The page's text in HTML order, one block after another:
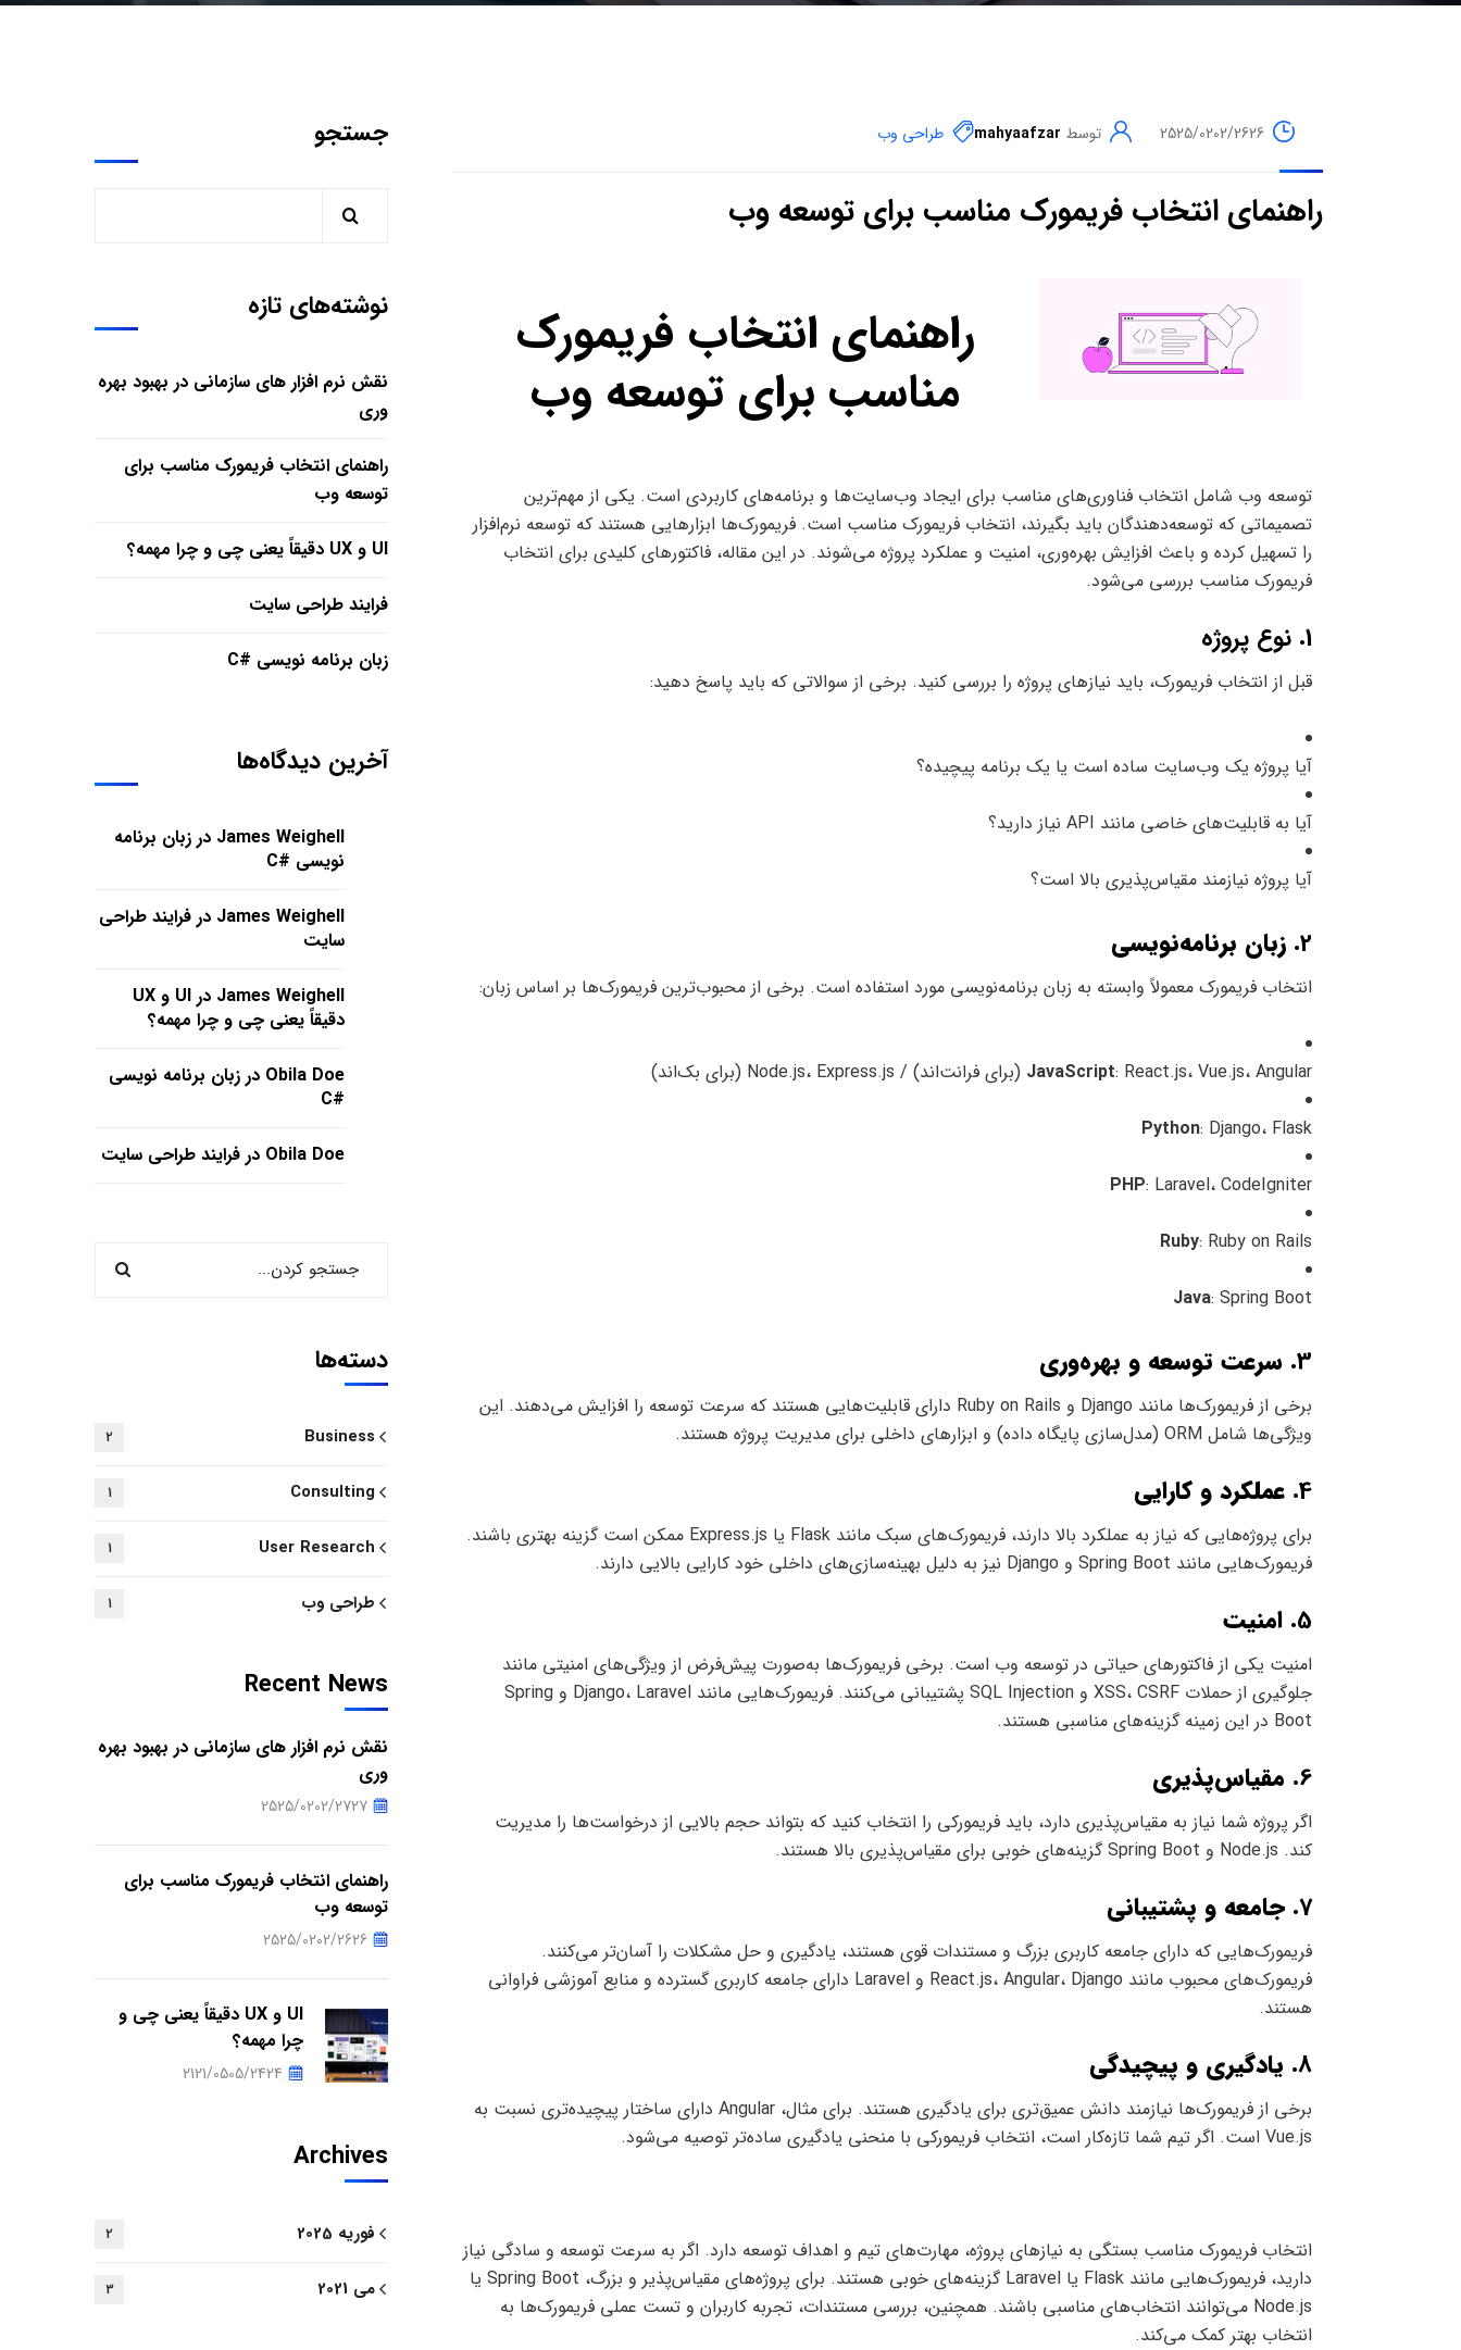
2525/0202/2626 توسط mahyaafzar طراحی وب
راهنمای انتخاب فریمورک مناسب برای توسعه وب
راهنمای انتخاب فریمورک
مناسب برای توسعه وب
توسعه وب شامل انتخاب فناوری‌های مناسب برای ایجاد وب‌سایت‌ها و برنامه‌های کاربردی است. یکی از مهم‌ترین
تصمیماتی که توسعه‌دهندگان باید بگیرند، انتخاب فریمورک مناسب است. فریمورک‌ها ابزارهایی هستند که توسعه نرم‌افزار
را تسهیل کرده و باعث افزایش بهره‌وری، امنیت و عملکرد پروژه می‌شوند. در این مقاله، فاکتورهای کلیدی برای انتخاب
فریمورک مناسب بررسی می‌شود.
1. نوع پروژه
قبل از انتخاب فریمورک، باید نیازهای پروژه را بررسی کنید. برخی از سوالاتی که باید پاسخ دهید:
آیا پروژه یک وب‌سایت ساده است یا یک برنامه پیچیده؟
آیا به قابلیت‌های خاصی مانند API نیاز دارید؟
آیا پروژه نیازمند مقیاس‌پذیری بالا است؟
2. زبان برنامه‌نویسی
انتخاب فریمورک معمولاً وابسته به زبان برنامه‌نویسی مورد استفاده است. برخی از محبوب‌ترین فریمورک‌ها بر اساس زبان:
JavaScript: React.js، Vue.js، Angular (برای فرانت‌اند) / Node.js، Express.js (برای بک‌اند)
Python: Django، Flask
PHP: Laravel، CodeIgniter
Ruby: Ruby on Rails
Java: Spring Boot
3. سرعت توسعه و بهره‌وری
برخی از فریمورک‌ها مانند Django و Ruby on Rails دارای قابلیت‌هایی هستند که سرعت توسعه را افزایش می‌دهند. این
ویژگی‌ها شامل ORM (مدل‌سازی پایگاه داده) و ابزارهای داخلی برای مدیریت پروژه هستند.
4. عملکرد و کارایی
برای پروژه‌هایی که نیاز به عملکرد بالا دارند، فریمورک‌های سبک مانند Flask یا Express.js ممکن است گزینه بهتری باشند.
فریمورک‌هایی مانند Spring Boot و Django نیز به دلیل بهینه‌سازی‌های داخلی خود کارایی بالایی دارند.
5. امنیت
امنیت یکی از فاکتورهای حیاتی در توسعه وب است. برخی فریمورک‌ها به‌صورت پیش‌فرض از ویژگی‌های امنیتی مانند
جلوگیری از حملات XSS، CSRF و SQL Injection پشتیبانی می‌کنند. فریمورک‌هایی مانند Django، Laravel و Spring
Boot در این زمینه گزینه‌های مناسبی هستند.
6. مقیاس‌پذیری
اگر پروژه شما نیاز به مقیاس‌پذیری دارد، باید فریمورکی را انتخاب کنید که بتواند حجم بالایی از درخواست‌ها را مدیریت
کند. Node.js و Spring Boot گزینه‌های خوبی برای مقیاس‌پذیری بالا هستند.
7. جامعه و پشتیبانی
فریمورک‌هایی که دارای جامعه کاربری بزرگ و مستندات قوی هستند، یادگیری و حل مشکلات را آسان‌تر می‌کنند.
فریمورک‌های محبوب مانند React.js، Angular، Django و Laravel دارای جامعه کاربری گسترده و منابع آموزشی فراوانی
هستند.
8. یادگیری و پیچیدگی
برخی از فریمورک‌ها نیازمند دانش عمیق‌تری برای یادگیری هستند. برای مثال، Angular دارای ساختار پیچیده‌تری نسبت به
Vue.js است. اگر تیم شما تازه‌کار است، انتخاب فریمورکی با منحنی یادگیری ساده‌تر توصیه می‌شود.
انتخاب فریمورک مناسب بستگی به نیازهای پروژه، مهارت‌های تیم و اهداف توسعه دارد. اگر به سرعت توسعه و سادگی نیاز
دارید، فریمورک‌هایی مانند Flask یا Laravel گزینه‌های خوبی هستند. برای پروژه‌های مقیاس‌پذیر و بزرگ، Spring Boot یا
Node.js می‌توانند انتخاب‌های مناسبی باشند. همچنین، بررسی مستندات، تجربه کاربران و تست عملی فریمورک‌ها به
انتخاب بهتر کمک می‌کند.
جستجو
نوشته‌های تازه
نقش نرم افزار های سازمانی در بهبود بهره
وری
راهنمای انتخاب فریمورک مناسب برای
توسعه وب
UI و UX دقیقاً یعنی چی و چرا مهمه؟
فرایند طراحی سایت
زبان برنامه نویسی #C
آخرین دیدگاه‌ها
James Weighell در زبان برنامه
نویسی #C
James Weighell در فرایند طراحی
سایت
James Weighell در
UI و UX
دقیقاً یعنی چی و چرا مهمه؟
Obila Doe در زبان برنامه نویسی
#C
Obila Doe در فرایند طراحی سایت
دسته‌ها
Business
2
Consulting
1
User Research
1
طراحی وب 1
Recent News
نقش نرم افزار های سازمانی در بهبود بهره
وری
2525/0202/2727
راهنمای انتخاب فریمورک مناسب برای
توسعه وب
2525/0202/2626
UI و UX دقیقاً یعنی چی و
چرا مهمه؟
2121/0505/2424
Archives
فوریه 2025 2
می 2021 3